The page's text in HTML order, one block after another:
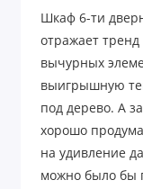
Шкаф 6-ти
отражает
вычурных
выигрышную
под дерево. А
хорошо
на удивление
можно было бы